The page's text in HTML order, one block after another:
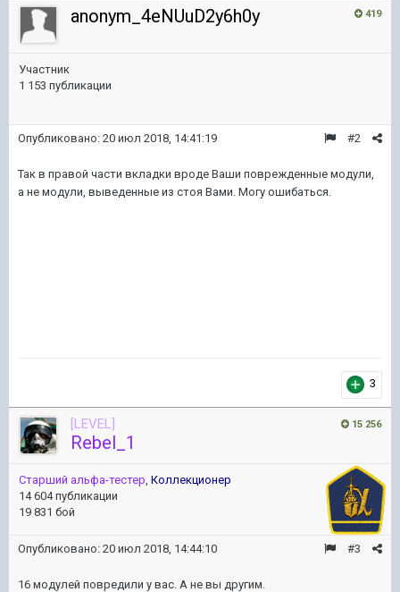
419
anonym_4eNUuD2y6h0y
Участник
1 153 публикации
#2
Опубликовано: 20 июл 2018, 14:41:19
Так в правой части вкладки вроде Ваши поврежденные модули,
а не модули, выведенные из стоя Вами. Могу ошибаться.
3
15 256
[LEVEL]
Rebel_1
Старший альфа-тестер Коллекционер
14 604 публикации
19 831 бой
#3
Опубликовано: 20 июл 2018, 14:44:10
16 модулей повредили у вас. А не вы другим.